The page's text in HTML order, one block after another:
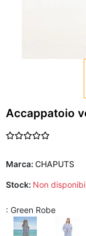
Accappatoio
Marca: CHAPUTS
Stock: Non
: Green Robe